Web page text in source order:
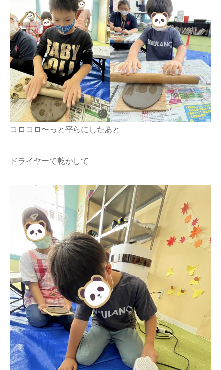
コロコロ〜っと平らにしたあと
ドライヤーで乾かして